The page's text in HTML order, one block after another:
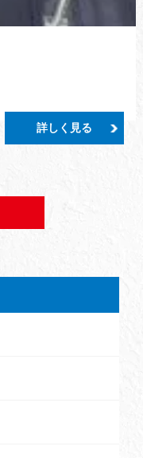
詳しく見る